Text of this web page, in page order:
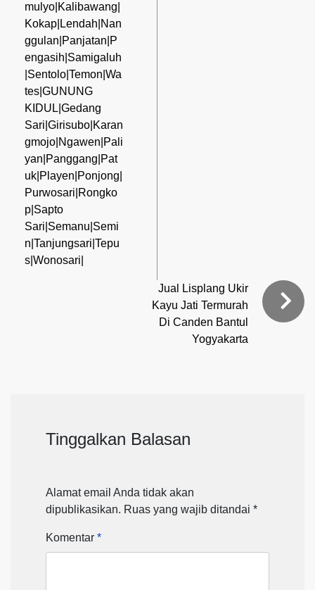
mulyo|Kalibawang|
Kokap|Lendah|Nan
ggulan|Panjatan|P
engasih|Samigaluh
|Sentolo|Temon|Wa
tes|GUNUNG
KIDUL|Gedang
Sari|Girisubo|Karan
gmojo|Ngawen|Pali
yan|Panggang|Pat
uk|Playen|Ponjong|
Purwosari|Rongko
p|Sapto
Sari|Semanu|Semi
n|Tanjungsari|Tepu
s|Wonosari|
Jual Lisplang Ukir
Kayu Jati Termurah
Di Canden Bantul
Yogyakarta
Tinggalkan Balasan
Alamat email Anda tidak akan
dipublikasikan. Ruas yang wajib ditandai *
Komentar *